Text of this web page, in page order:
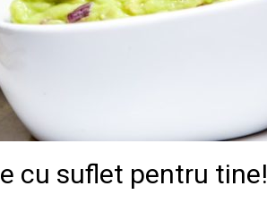
cu suflet pentru tine!